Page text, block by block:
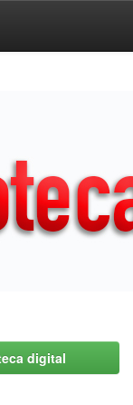
digital